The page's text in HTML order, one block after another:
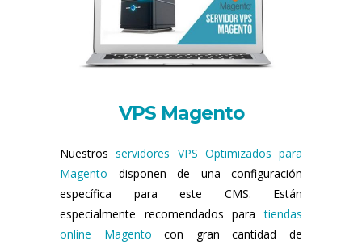
VPS Magento
Nuestrosservidores VPS Optimizados para
Magento disponen de una configuración
específica para este CMS. Están
especialmente recomendados paratiendas
online Magento con gran cantidad de